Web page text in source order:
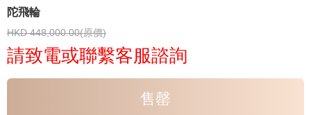
陀飛輪
HKD 448,000.00(原價)
請致電或聯繫客服諮詢
售罄